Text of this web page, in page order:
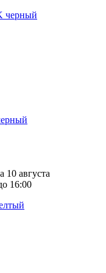
10 августа
16:00